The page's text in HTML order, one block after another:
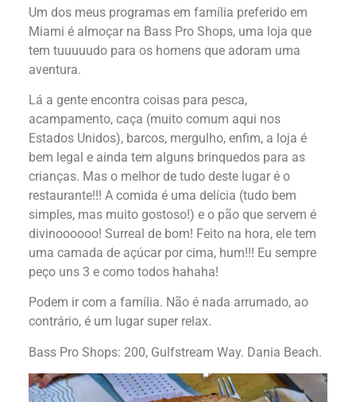
Um dos meus programas em família preferido em
Miami é almoçar na Bass Pro Shops, uma loja que
tem tuuuuudo para os homens que adoram uma
aventura.
Lá a gente encontra coisas para pesca,
acampamento, caça (muito comum aqui nos
Estados Unidos), barcos, mergulho, enfim, a loja é
bem legal e ainda tem alguns brinquedos para as
crianças. Mas o melhor de tudo deste lugar é o
restaurante!!! A comida é uma delícia (tudo bem
simples, mas muito gostoso!) e o pão que servem é
divinoooooo! Surreal de bom! Feito na hora, ele tem
uma camada de açúcar por cima, hum!!! Eu sempre
peço uns 3 e como todos hahaha!
Podem ir com a família. Não é nada arrumado, ao
contrário, é um lugar super relax.
Bass Pro Shops: 200, Gulfstream Way. Dania Beach.